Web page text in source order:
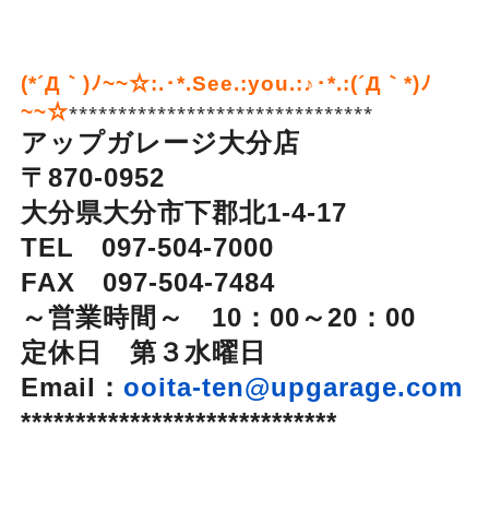
(*´Д｀)ﾉ~~☆:.･*.See.:you.:♪･*.:(´Д｀*)ﾉ
~~☆*******************************
アップガレージ大分店
〒870-0952
大分県大分市下郡北1-4-17
TEL 097-504-7000
FAX 097-504-7484
～営業時間～ 10：00～20：00
定休日 第３水曜日
Email： ooita-ten@upgarage.com
*****************************